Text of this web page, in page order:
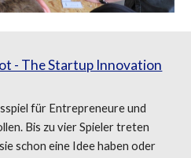
- The Startup Innovation
für Entrepreneure und
Bis zu vier Spieler treten
schon eine Idee haben oder